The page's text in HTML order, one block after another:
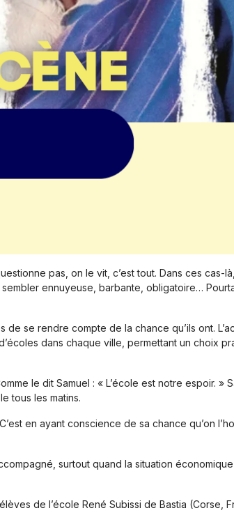
pas, on le vit, c’est tout. Dans ces cas-
ennuyeuse, barbante, obligatoire…
se rendre compte de la chance qu’ils ont.
dans chaque ville, permettant un choix
le dit Samuel : « L’école est notre espoir. »
tous les matins.
en ayant conscience de sa chance qu’on
surtout quand la situation
de l’école René Subissi de Bastia (Corse,